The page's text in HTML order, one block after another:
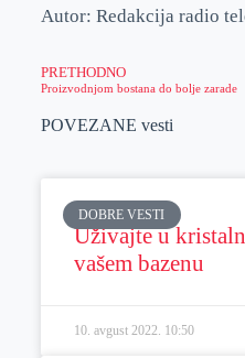
Autor: Redakcija radio
PRETHODNO
Proizvodnjom bostana do bolje zarade
POVEZANE vesti
DOBRE VESTI
Uživajte u
vašem bazenu
10. avgust 2022. 10:50